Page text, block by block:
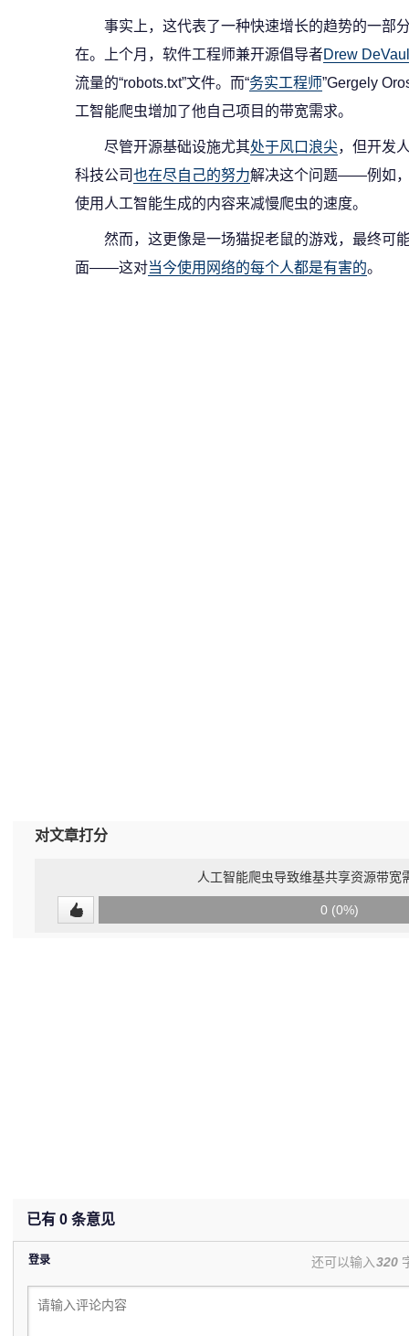
事实上，这代表了一种快速增长的趋势的一部
在。上个月，软件工程师兼开源倡导者Drew
流量的“robots.txt”文件。而“务实工程师”Gergely
工智能爬虫增加了他自己项目的带宽需求。
尽管开源基础设施尤其处于风口浪尖，但开发
科技公司也在尽自己的努力解决这个问题——例如
使用人工智能生成的内容来减慢爬虫的速度。
然而，这更像是一场猫捉老鼠的游戏，最终可
面——这对当今使用网络的每个人都是有害的。
对文章打分
人工智能爬虫导致维基共享资源带宽
0 (0%)
已有 0 条意见
登录 还可以输入320